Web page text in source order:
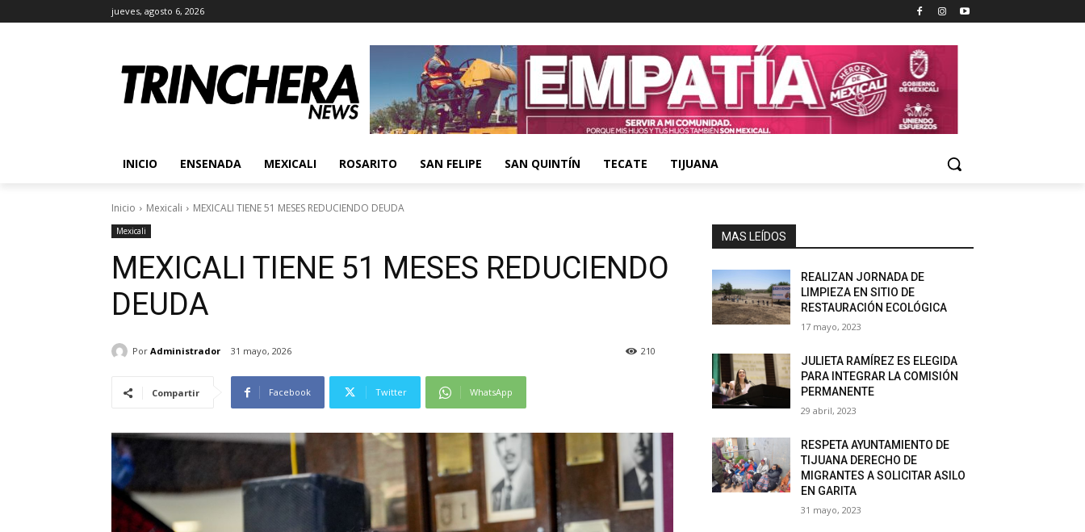
jueves, agosto 6, 2026
INICIO ENSENADA MEXICALI ROSARITO SAN FELIPE SAN QUINTÍN TECATE TIJUANA
Inicio Mexicali MEXICALI TIENE 51 MESES REDUCIENDO DEUDA
Mexicali
MEXICALI TIENE 51 MESES REDUCIENDO
DEUDA
Por Administrador 31 mayo, 2026 210
Compartir Facebook Twitter WhatsApp
MAS LEÍDOS
REALIZAN JORNADA DE
LIMPIEZA EN SITIO DE
RESTAURACIÓN ECOLÓGICA
17 mayo, 2023
JULIETA RAMÍREZ ES ELEGIDA
PARA INTEGRAR LA COMISIÓN
PERMANENTE
29 abril, 2023
RESPETA AYUNTAMIENTO DE
TIJUANA DERECHO DE
MIGRANTES A SOLICITAR ASILO
EN GARITA
31 mayo, 2023